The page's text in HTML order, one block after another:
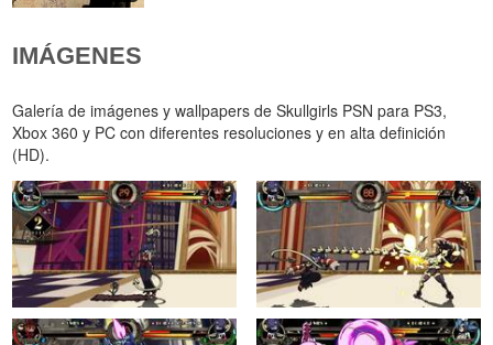
IMÁGENES
Galería de imágenes y wallpapers de Skullgirls PSN para PS3,
Xbox 360 y PC con diferentes resoluciones y en alta definición
(HD).